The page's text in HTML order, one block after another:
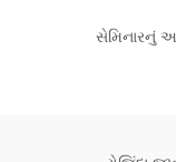
સેમિનારનું